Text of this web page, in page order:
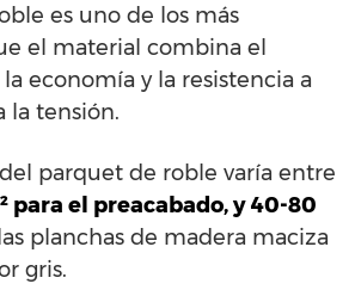
es uno de los más
el material combina el
economía y la resistencia a
la tensión.
parquet de roble varía entre
para el preacabado, y 40-80
planchas de madera maciza
gris.